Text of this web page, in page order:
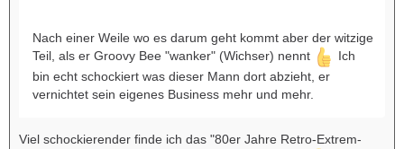
Nach einer Weile wo es darum geht kommt aber der witzige
Teil, als er Groovy Bee "wanker" (Wichser) nennt
Ich
bin echt schockiert was dieser Mann dort abzieht, er
vernichtet sein eigenes Business mehr und mehr.
Viel schockierender finde ich das "80er Jahre Retro-Extrem-